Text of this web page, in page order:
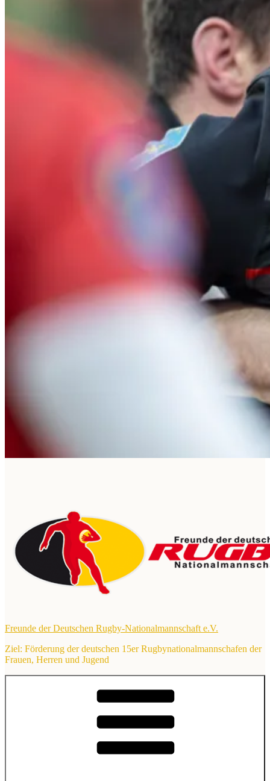
Freunde der Deutschen Rugby-Nationalmannschaft e.V.
Ziel: Förderung der deutschen 15er Rugbynationalmannschafen der
Frauen, Herren und Jugend